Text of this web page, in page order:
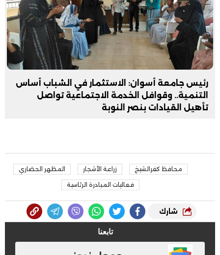
رئيس جامعة أسوان: الاستثمار في الشباب أساس
التنمية.. وقوافل الخدمة الاجتماعية تواصل
تأهيل القيادات بنصر النوبة
محافظ كفرالشيخ زراعة الأشجار المظهر الحضاري
فعاليات المبادرة الرئاسية
شارك
تابعنا